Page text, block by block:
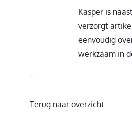
Kasper is
verzorgt
eenvoudig
werkzaam in
Terug naar overzicht